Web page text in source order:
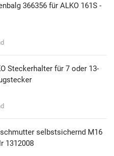
366356 für ALKO 161S -
Steckerhalter für 7 oder 13-
selbstsichernd M16
1312008